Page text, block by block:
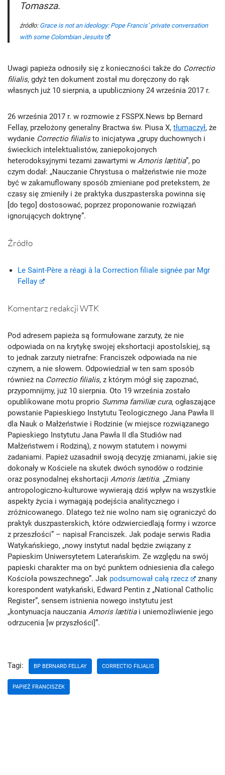
Tomasza.
źródło: Grace is not an ideology: Pope Francis’ private conversation
with some Colombian Jesuits
Uwagi papieża odnosiły się z konieczności także do Correctio
filialis, gdyż ten dokument został mu doręczony do rąk
własnych już 10 sierpnia, a upubliczniony 24 września 2017 r.
26 września 2017 r. w rozmowie z FSSPX.News bp Bernard
Fellay, przełożony generalny Bractwa św. Piusa X, tłumaczył, że
wydanie Correctio filialisto inicjatywa „grupy duchownych i
świeckich intelektualistów, zaniepokojonych
heterodoksyjnymi tezami zawartymi w Amoris lætitia”, po
czym dodał: „Nauczanie Chrystusa o małżeństwie nie może
być w zakamuflowany sposób zmieniane pod pretekstem, że
czasy się zmieniły i że praktyka duszpasterska powinna się
[do tego] dostosować, poprzez proponowanie rozwiązań
ignorujących doktrynę”.
Źródło
Le Saint-Père a réagi à la Correction filiale signée par Mgr
Fellay
Komentarz redakcji WTK
Pod adresem papieża są formułowane zarzuty, że nie
odpowiada on na krytykę swojej ekshortacji apostolskiej, są
to jednak zarzuty nietrafne: Franciszek odpowiada na nie
czynem, a nie słowem. Odpowiedział w ten sam sposób
również na Correctio filialis, z którym mógł się zapoznać,
przypomnijmy, już 10 sierpnia. Oto 19 września zostało
opublikowane motu proprio Summa familiæ cura, ogłaszające
powstanie Papieskiego Instytutu Teologicznego Jana Pawła II
dla Nauk o Małżeństwie i Rodzinie (w miejsce rozwiązanego
Papieskiego Instytutu Jana Pawła II dla Studiów nad
Małżeństwem i Rodziną), z nowym statutem i nowymi
zadaniami. Papież uzasadnił swoją decyzję zmianami, jakie się
dokonały w Kościele na skutek dwóch synodów o rodzinie
oraz posynodalnej ekshortacji Amoris lætitia. „Zmiany
antropologiczno-kulturowe wywierają dziś wpływ na wszystkie
aspekty życia i wymagają podejścia analitycznego i
zróżnicowanego. Dlatego też nie wolno nam się ograniczyć do
praktyk duszpasterskich, które odzwierciedlają formy i wzorce
z przeszłości” – napisał Franciszek. Jak podaje serwis Radia
Watykańskiego, „nowy instytut nadal będzie związany z
Papieskim Uniwersytetem Laterańskim. Ze względu na swój
papieski charakter ma on być punktem odniesienia dla całego
Kościoła powszechnego”. Jak podsumował całą rzecz
znany
korespondent watykański, Edward Pentin z „National Catholic
Register”, sensem istnienia nowego instytutu jest
„kontynuacja nauczania Amoris lætitiai uniemożliwienie jego
odrzucenia [w przyszłości]”.
Tagi: BP BERNARD FELLAY CORRECTIO FILIALIS
PAPIEŻ FRANCISZEK